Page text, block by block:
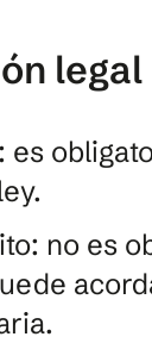
legal
es
no es